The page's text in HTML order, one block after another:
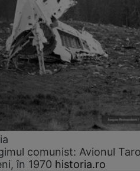
comunist: Avionul
în 1970 historia.ro